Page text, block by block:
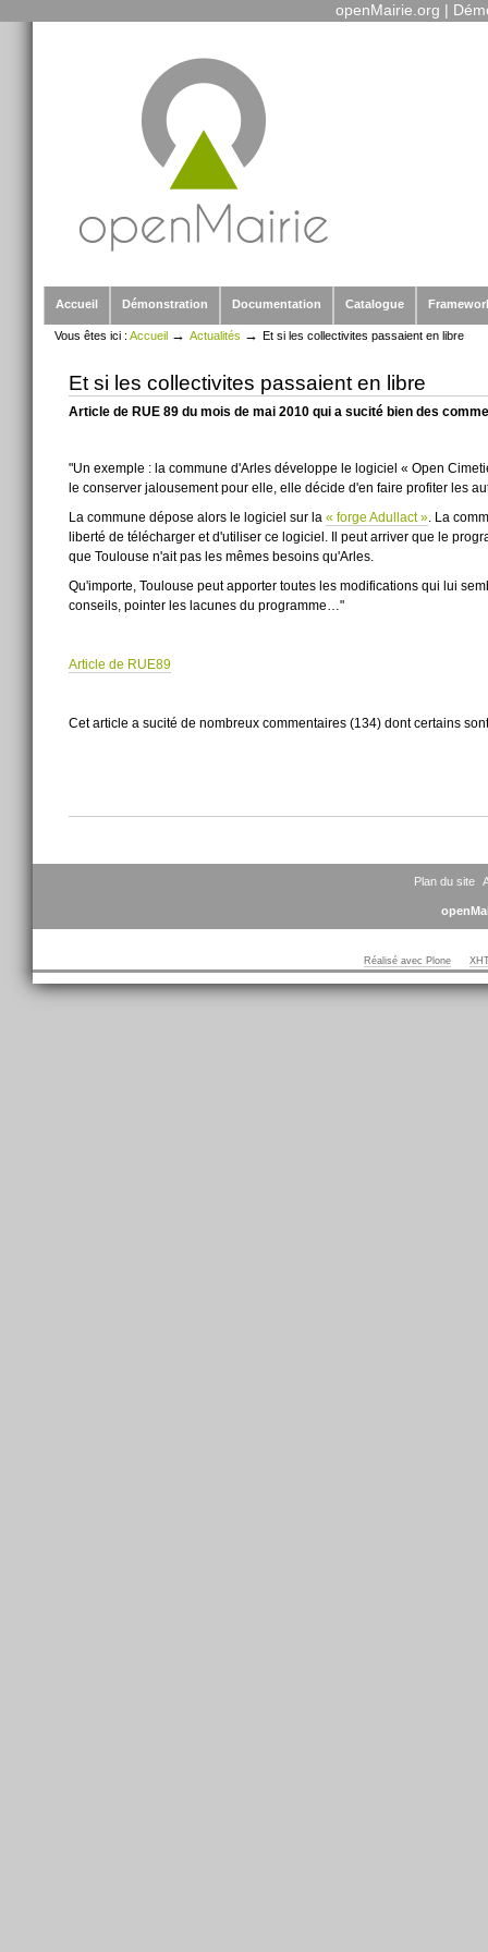
openMairie.org |
Accueil
Démonstration Documentation Catalogue
Vous êtes ici : Accueil → Actualités → Et si les collectivites passaient en libre
Et si les collectivites passaient en libre
Article de RUE 89 du mois de mai 2010 qui a sucité bien des
"Un exemple : la commune d'Arles développe le logiciel « Open
le conserver jalousement pour elle, elle décide d'en faire profiter les
La commune dépose alors le logiciel sur la« forge Adullact » . La
liberté de télécharger et d'utiliser ce logiciel. Il peut arriver que le
que Toulouse n'ait pas les mêmes besoins qu'Arles.
Qu'importe, Toulouse peut apporter toutes les modifications qui lui
conseils, pointer les lacunes du programme…"
Article de RUE89
Cet article a sucité de nombreux commentaires (134) dont certains
document
Plan du site
Réalisé avec Plone